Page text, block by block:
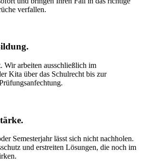
verfallen.
arbeiten ausschließlich im
Kita über das Schulrecht bis zur
Semesterjahr lässt sich nicht nachholen.
und erstreiten Lösungen, die noch im